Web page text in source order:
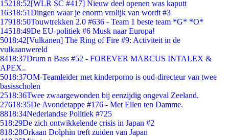
15218:52[WLR SC #417] Nieuw deel openen was kaputt
16318:51Dingen waar je enorm vrolijk van wordt #3
17918:50Touwtrekken 2.0 #636 - Team 1 beste team *G* *O*
14518:49De EU-politiek #6 Musk naar Europa!
5018:42[Vulkanen] The Ring of Fire #9: Activiteit in de
vulkaanwereld
8418:37Drum n Bass #52 - FOREVER MARCUS INTALEX &
APEX..
5018:37OM-Teamleider met kinderporno is oud-directeur van twee
basisscholen
2518:36Twee zwaargewonden bij eenzijdig ongeval Zeeland.
27618:35De Avondetappe #176 - Met Ellen ten Damme.
8818:34Nederlandse Politiek #725
518:29De zich ontwikkelende crisis in Japan #2
818:28Orkaan Dolphin treft zuiden van Japan